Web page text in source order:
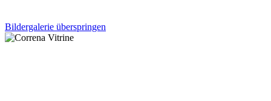
Bildergalerie überspringen